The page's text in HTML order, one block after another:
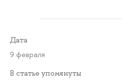
Дата
9 февраля
В статье упомянуты